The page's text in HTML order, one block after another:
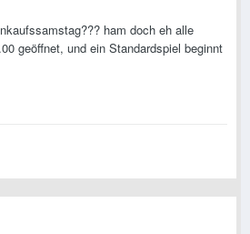
ham doch eh alle
geöffnet, und ein Standardspiel beginnt